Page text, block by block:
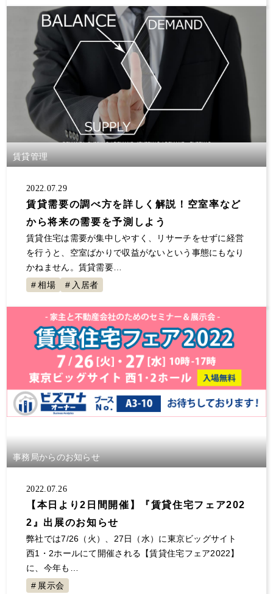
家賃滞納
賃貸管理
2022.07.29
賃貸需要の調べ方を詳しく解説！空室率など
から将来の需要を予測しよう
賃貸住宅は需要が集中しやすく、リサーチをせずに経営
を行うと、空室ばかりで収益がないという事態にもなり
かねません。賃貸需要…
相場
入居者
事務局からのお知らせ
2022.07.26
【本日より2日間開催】『賃貸住宅フェア202
2』出展のお知らせ
弊社では7/26（火）、27日（水）に東京ビッグサイト
西1・2ホールにて開催される【賃貸住宅フェア2022】
に、今年も…
展示会